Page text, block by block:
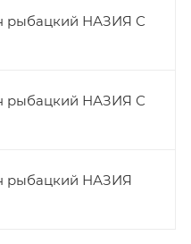
рыбацкий НАЗИЯ С
рыбацкий НАЗИЯ С
рыбацкий НАЗИЯ